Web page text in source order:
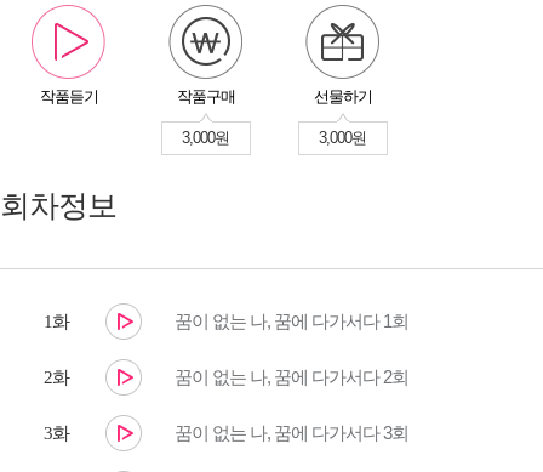
작품듣기 작품구매
3,000원
선물하기
3,000원
회차정보
1화 꿈이 없는 나, 꿈에 다가서다 1회
2화 꿈이 없는 나, 꿈에 다가서다 2회
3화 꿈이 없는 나, 꿈에 다가서다 3회